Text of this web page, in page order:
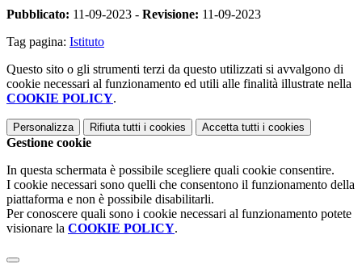
Pubblicato: 11-09-2023 - Revisione: 11-09-2023
Tag pagina: Istituto
Questo sito o gli strumenti terzi da questo utilizzati si avvalgono di
cookie necessari al funzionamento ed utili alle finalità illustrate nella
COOKIE POLICY.
Personalizza Rifiuta tutti i cookies Accetta tutti i cookies
Gestione cookie
In questa schermata è possibile scegliere quali cookie consentire.
I cookie necessari sono quelli che consentono il funzionamento della
piattaforma e non è possibile disabilitarli.
Per conoscere quali sono i cookie necessari al funzionamento potete
visionare la COOKIE POLICY.